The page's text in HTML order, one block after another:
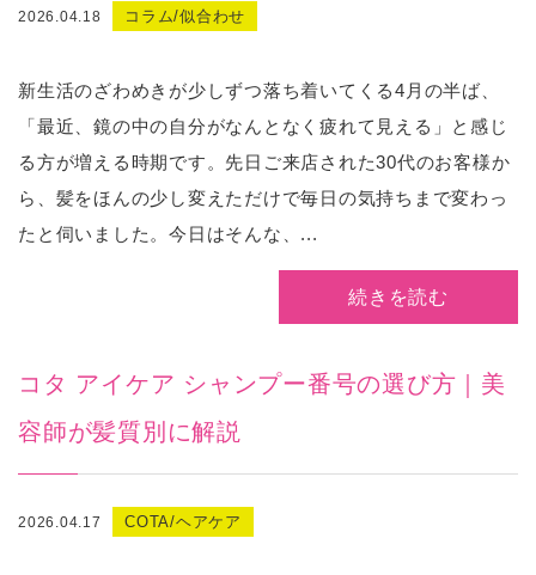
2026.04.18 コラム/似合わせ
新生活のざわめきが少しずつ落ち着いてくる4月の半ば、
「最近、鏡の中の自分がなんとなく疲れて見える」と感じ
る方が増える時期です。先日ご来店された30代のお客様か
ら、髪をほんの少し変えただけで毎日の気持ちまで変わっ
たと伺いました。今日はそんな、...
続きを読む
コタ アイケア シャンプー番号の選び方｜美
容師が髪質別に解説
2026.04.17 COTA/ヘアケア